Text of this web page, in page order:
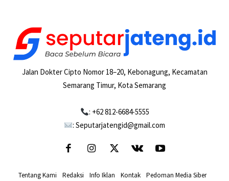
Jalan Dokter Cipto Nomor 18–20, Kebonagung, Kecamatan
Semarang Timur, Kota Semarang
: +62 812-6684-5555
: Seputarjatengid@gmail.com
Tentang Kami Redaksi Info Iklan Kontak Pedoman Media Siber